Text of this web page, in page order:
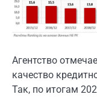
Агентство
качество
Так, по итогам